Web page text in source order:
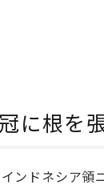
に根を
ンドネシア